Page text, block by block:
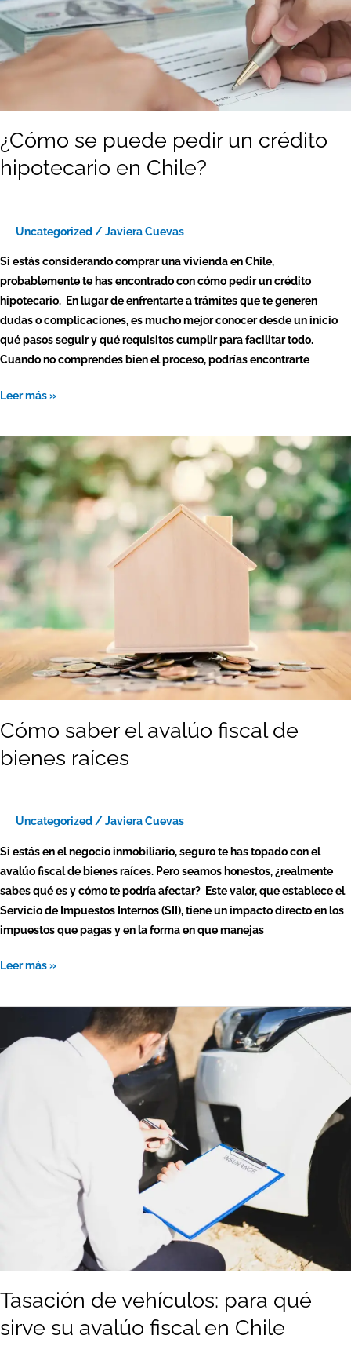
¿Cómo se puede pedir un crédito
hipotecario en Chile?
Uncategorized /Javiera Cuevas
Si estás considerando comprar una vivienda en Chile,
probablemente te has encontrado con cómo pedir un crédito
hipotecario. En lugar de enfrentarte a trámites que te generen
dudas o complicaciones, es mucho mejor conocer desde un inicio
qué pasos seguir y qué requisitos cumplir para facilitar todo.
Cuando no comprendes bien el proceso, podrías encontrarte
Chile?
Leer más »
Cómo saber el avalúo fiscal de
bienes raíces
Uncategorized/Javiera Cuevas
Si estás en el negocio inmobiliario, seguro te has topado con el
avalúo fiscal de bienes raíces. Pero seamos honestos, ¿realmente
sabes qué es y cómo te podría afectar? Este valor, que establece el
Servicio de Impuestos Internos (SII), tiene un impacto directo en los
impuestos que pagas y en la forma en que manejas
Cómo
saber
avalúo
fiscal
de
bienes
raíces
Leer más »
Tasación de vehículos: para qué
sirve su avalúo fiscal en Chile
vehículos: